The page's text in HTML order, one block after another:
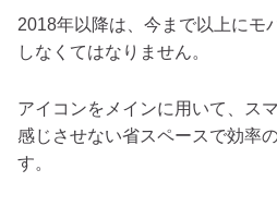
2018年以降は、今まで以上にモ
しなくてはなりません。
アイコンをメインに用いて、ス
感じさせない省スペースで効率
す。